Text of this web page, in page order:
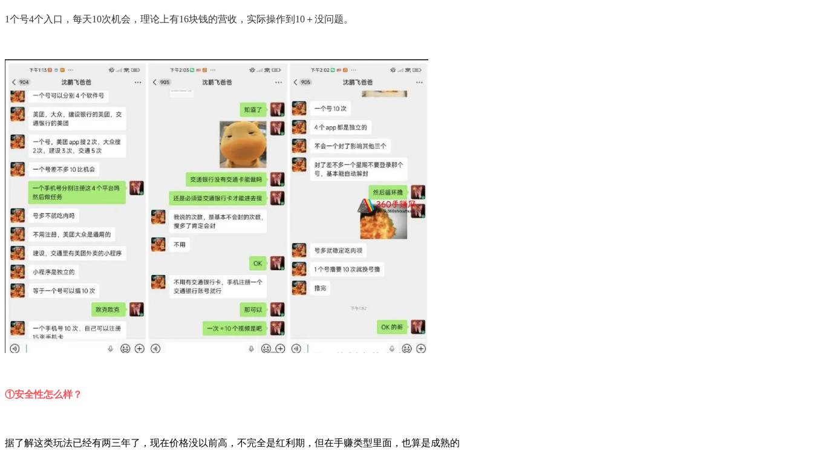
1个号4个入口，每天10次机会，理论上有16块钱的营收，实际操作到10＋没问题。
①安全性怎么样？
据了解这类玩法已经有两三年了，现在价格没以前高，不完全是红利期，但在手赚类型里面，也算是成熟的